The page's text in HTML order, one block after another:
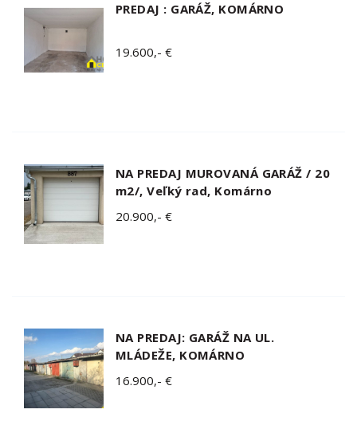
PREDAJ : GARÁŽ, KOMÁRNO
19.600,- €
NA PREDAJ MUROVANÁ GARÁŽ / 20
m2/, Veľký rad, Komárno
20.900,- €
NA PREDAJ: GARÁŽ NA UL.
MLÁDEŽE, KOMÁRNO
16.900,- €